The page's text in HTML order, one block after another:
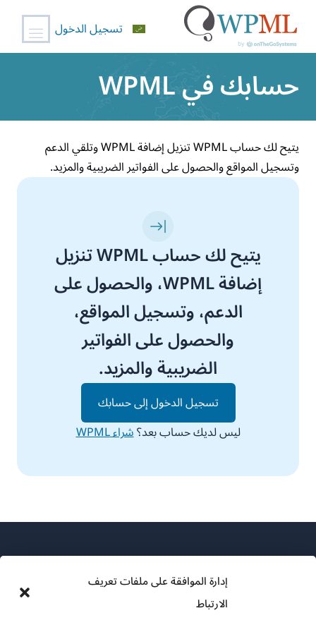
إدارة الموافقة على ملفات تعريف
الارتباط
تسجيل الدخول
حسابك في WPML
يتيح لك حساب WPML تنزيل إضافة WPML وتلقي الدعم
وتسجيل المواقع والحصول على الفواتير الضريبية والمزيد.
يتيح لك حساب WPML تنزيل
إضافة WPML، والحصول على
الدعم، وتسجيل المواقع،
والحصول على الفواتير
الضريبية والمزيد.
تسجيل الدخول إلى حسابك
ليس لديك حساب بعد؟شراء WPML